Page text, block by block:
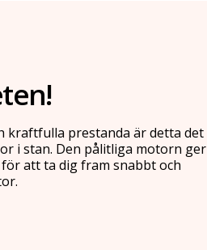
kraftfulla prestanda är detta det
i stan. Den pålitliga motorn ger
att ta dig fram snabbt och